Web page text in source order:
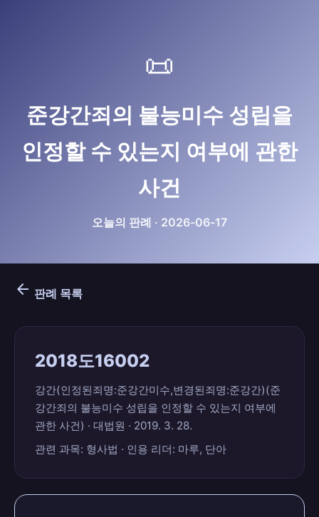
📜
준강간죄의 불능미수 성립을
인정할 수 있는지 여부에 관한
사건
오늘의 판례 · 2026-06-17
arrow_back 판례 목록
2018도16002
강간(인정된죄명:준강간미수,변경된죄명:준강간)(준
강간죄의 불능미수 성립을 인정할 수 있는지 여부에
관한 사건) · 대법원 · 2019. 3. 28.
관련 과목: 형사법 · 인용 리더: 마루, 단아